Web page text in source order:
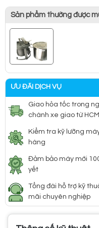
Sản phẩm thường được
ƯU ĐÃI DỊCH VỤ
Giao hỏa tốc trong
chành xe giao từ
Kiểm tra kỹ lưỡng
hàng
Đảm bảo máy mới
yết
Tổng đài hỗ trợ kỹ
mãi chuyên nghiệp